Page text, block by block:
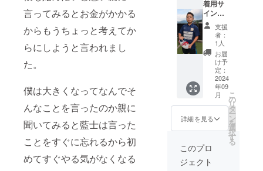
言ってみるとお金がかかる
からもうちょっと考えてか
らにしようと言われまし
た。
僕は大きくなってなんでそ
んなことを言ったのか親に
聞いてみると藍士は言った
ことをすぐに忘れるから初
めてすぐやる気がなくなる
ール』
のどち
らを希
望され
るかご
記入い
ただけ
ますと
幸いで
す。
ントに
ついて
日個別
にメッ
セージ
日個別
にメッ
セージ
にてお
伺いさ
せてい
ただき
ます。
・掲載
期間：
毎年冬
イズア
ウトす
で） ・
掲載方
法：ロ
阪府限
定とさ
せてい
ただき
ます。
・日程
調整等
を応援
する会
公式
LINEか
らやり
とりで
いで
（メー
応援す
る会公
式LINE
からや
りとり
できま
すと嬉
しいで
す。
（メー
ルだと
未確認
や行き
で。）
に
す。 ・
広告の
大きさ
は【広
告枠
（移動
着：背
中）】
の2〜4
倍の大
きさを
想定し
ており
・限定3
枠で
シャツ
となり
ます。
・メ
ディア
対応の
際はこ
のＴ
シャツ
を着用
しま
す。 ・
トレー
挨拶回
もこの
着用サ
イン入
りスパ
イクで
す。 ・
サイズ
アウト
したた
め、出
品いた
しま
す。 ・
着用期
間：
2024
シーズ
ン ・サ
支援
者：
1人
お届
け予
定：
2024
年09
月
詳細を見る
こ
の
リ
タ
ー
ン
を
選
択
す
る
このプロ
ジェクト